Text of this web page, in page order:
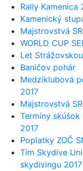
Rally Kamenica
Kamenický
Majstrovstvá
WORLD CUP
Let
Baničov pohár
Medziklubová
2017
Majstrovstvá
Termíny
2017
Poplatky ZOČ
Tím Skydive
skydivingu 2017